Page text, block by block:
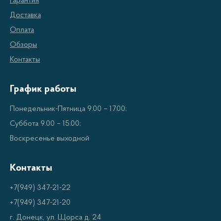
Преимущества комбинированных
плит
Универсальность - возможность использовать
электрическую духовку.
Экономия места - компактные размеры плиты
подходят для небольших кухонь.
Разнообразие режимов приготовления - газ и
различными способами.
Простота управления - четкие регуляторы
температуры и мощности обеспечивают
удобство приготовления.
Доставка
Оплата
Обзоры
Контакты
График работы
Понедельник-Пятница 9.00 – 17.00;
Суббота 9.00 – 15.00;
Воскресенье выходной
Контакты
+7(949) 347-21-22
+7(949) 347-21-20
г. Донецк, ул. Щорса д. 24